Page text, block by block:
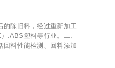
的陈旧料，经过重新加工
.ABS塑料等行业。二、
回料性能检测、回料添加